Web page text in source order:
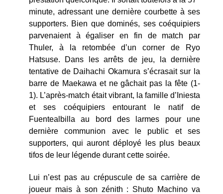
minute, adressant une dernière courbette à ses
supporters. Bien que dominés, ses coéquipiers
parvenaient à égaliser en fin de match par
Thuler, à la retombée d’un corner de Ryo
Hatsuse. Dans les arrêts de jeu, la dernière
tentative de Daihachi Okamura s’écrasait sur la
barre de Maekawa et ne gâchait pas la fête (1-
1). L’après-match était vibrant, la famille d’Iniesta
et ses coéquipiers entourant le natif de
Fuentealbilla au bord des larmes pour une
dernière communion avec le public et ses
supporters, qui auront déployé les plus beaux
tifos de leur légende durant cette soirée.
Lui n’est pas au crépuscule de sa carrière de
joueur mais à son zénith : Shuto Machino va